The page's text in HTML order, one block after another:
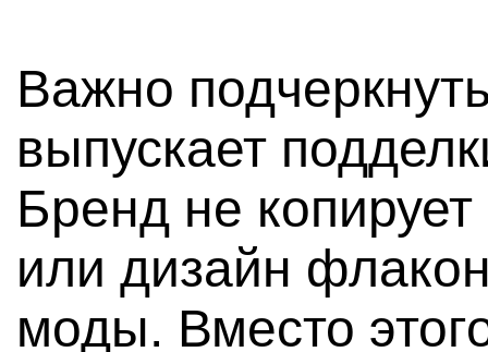
Важно
выпускает
Бренд не
или дизайн
моды. Вместо